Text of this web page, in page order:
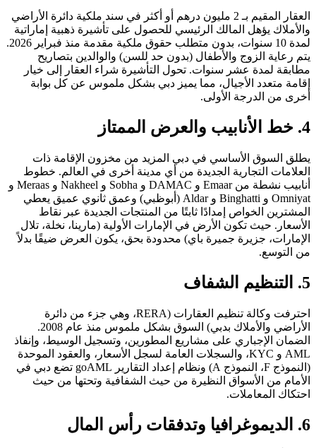
العقار المقيم بـ 2 مليون درهم أو أكثر في سند ملكية دائرة الأراضي
والأملاك يؤهل المالك الرئيسي للحصول على تأشيرة ذهبية إماراتية
لمدة 10 سنوات، بدون متطلب حقوق ملكية مقدمة منذ فبراير 2026.
يتم رعاية الزوج والأطفال (بدون حد للسن) والوالدين بتصاريح
مطابقة لمدة عشر سنوات. تحول التأشيرة شراء العقار إلى خيار
إقامة متعدد الأجيال، مما يميز دبي بشكل ملموس عن كل بوابة
أخرى من الدرجة الأولى.
4. خط الأنابيب والعرض الممتاز
يطلق السوق الأساسي في دبي المزيد من مخزون الإقامة ذات
العلامات التجارية الجديدة من أي مدينة أخرى في العالم. خطوط
أنابيب نشطة من Emaar و DAMAC و Sobha و Nakheel و Meraas و
Omniyat و Binghatti و Aldar (أبوظبي) وعمق ثانوي عميق يعطي
المشترين الخواص إمدادًا ثابتًا من المنتجات الجديدة عبر نقاط
الأسعار. حيث تكون الأرض في الإمارات الأولية (مارينا، نخلة، تلال
الإمارات، جزيرة جميرة باي) محدودة بحق، يكون العرض ضيقًا بدلاً
من التوسع.
5. التنظيم الشفاف
احترفت وكالة تنظيم العقارات (RERA، وهي جزء من دائرة
الأراضي والأملاك بدبي) السوق بشكل ملموس منذ عام 2008.
الضمان الإجباري على مشاريع المطورين، وتسجيل الوسيط، وإنفاذ
AML و KYC، والسجلات العامة لسجل الأسعار، والعقود الموحدة
(النموذج F، النموذج A) ونظام إعداد التقارير goAML تضع دبي في
الأمام من الأسواق النظيرة من حيث الشفافية وتحتها من حيث
احتكاك المعاملات.
6. الديموغرافيا وتدفقات رأس المال